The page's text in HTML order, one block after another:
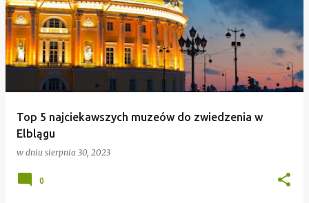
Top 5 najciekawszych muzeów do zwiedzenia w
Elblągu
w dniu sierpnia 30, 2023
0